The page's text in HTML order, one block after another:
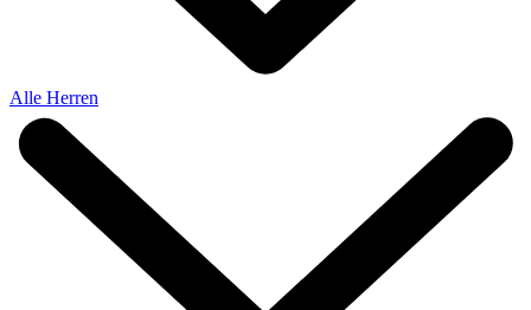
Alle Herren